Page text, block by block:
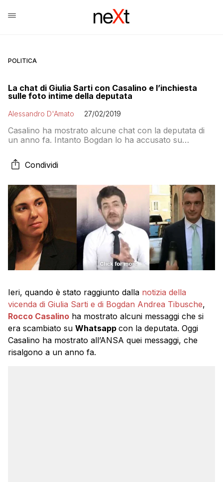
POLITICA
La chat di Giulia Sarti con Casalino e l’inchiesta
sulle foto intime della deputata
Alessandro D'Amato 27/02/2019
Casalino ha mostrato alcune chat con la deputata di
un anno fa. Intanto Bogdan lo ha accusato su
a Bologna per competenza
Condividi
Ieri, quando è stato raggiunto dalla notizia della
vicenda di Giulia Sarti e di Bogdan Andrea Tibusche,
Rocco Casalino ha mostrato alcuni messaggi che si
era scambiato su Whatsapp con la deputata. Oggi
Casalino ha mostrato all’ANSA quei messaggi, che
risalgono a un anno fa.